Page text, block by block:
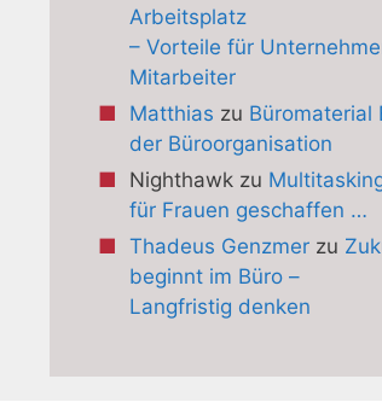
Arbeitsplatz
– Vorteile für
Mitarbeiter
Matthias zu Büromaterial
der Büroorganisation
Nighthawkzu
für Frauen geschaffen …
Thadeus Genzmerzu
beginnt im Büro –
Langfristig denken